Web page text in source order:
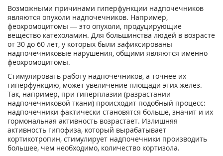
Возможными причинами гиперфункции надпочечников
являются опухоли надпочечников. Например,
феохромоцитомы — это опухоли, продуцирующие
вещество катехоламин. Для большинства людей в возрасте
от 30 до 60 лет, у которых были зафиксированы
надпочечниковые нарушения, общими являются именно
феохромоцитомы.
Стимулировать работу надпочечников, а точнее их
гиперфункцию, может увеличение площади этих желез.
Так, например, при гиперплазии (разрастании
надпочечниковой ткани) происходит подобный процесс:
надпочечники фактически становятся больше, значит и их
гормональная активность возрастает. Излишняя
активность гипофиза, который вырабатывает
кортикотропин, стимулирует надпочечники производить
большее, чем необходимо, количество кортизола.